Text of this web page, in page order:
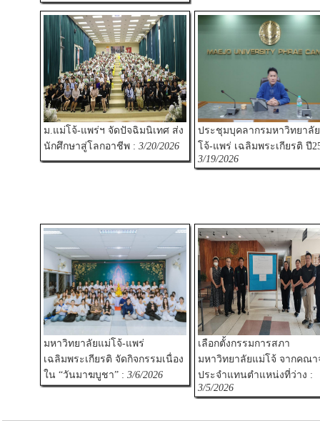
ม.แม่โจ้-แพร่ฯ จัดปัจฉิมนิเทศ ส่ง
นักศึกษาสู่โลกอาชีพ : 3/20/2026
ประชุมบุคลากรมหาวิทยาลั
โจ้-แพร่ เฉลิมพระเกียรติ ปี
3/19/2026
มหาวิทยาลัยแม่โจ้-แพร่
เฉลิมพระเกียรติ จัดกิจกรรมเนื่อง
ใน “วันมาฆบูชา” : 3/6/2026
เลือกตั้งกรรมการสภา
มหาวิทยาลัยแม่โจ้ จากคณา
ประจำแทนตำแหน่งที่ว่าง :
3/5/2026